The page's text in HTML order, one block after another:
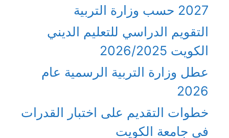
2027 حسب وزارة التربية
التقويم الدراسي للتعليم الديني
الكويت 2026/2025
عطل وزارة التربية الرسمية عام
2026
خطوات التقديم على اختبار القدرات
في جامعة الكويت